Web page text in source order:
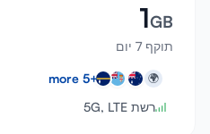
1GB
תוקף 7 יום
🌍
+
5
רשת 5G, LTE